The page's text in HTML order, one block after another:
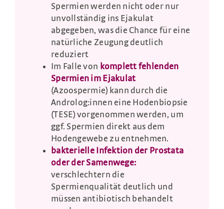
Spermien werden nicht oder nur
unvollständig ins Ejakulat
abgegeben, was die Chance für eine
natürliche Zeugung deutlich
reduziert
Im Falle von komplett fehlenden
Spermien im Ejakulat
(Azoospermie) kann durch die
Androlog:innen eine Hodenbiopsie
(TESE) vorgenommen werden, um
ggf. Spermien direkt aus dem
Hodengewebe zu entnehmen.
bakterielle Infektion der Prostata
oder der Samenwege:
verschlechtern die
Spermienqualität deutlich und
müssen antibiotisch behandelt